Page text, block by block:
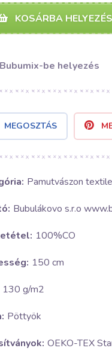
KOSÁRBA HELYEZÉS
Bubumix-be helyezés
MEGOSZTÁS
Pamutvászon
Bubulákovo s.r.o
100%CO
150 cm
130 g/m2
Pöttyök
OEKO-TEX